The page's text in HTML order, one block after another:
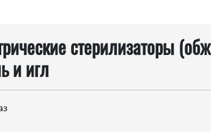
стерилизаторы
и игл